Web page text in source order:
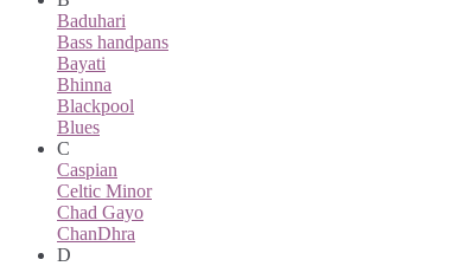
Baduhari
Bass handpans
Bayati
Bhinna
Blackpool
Blues
C
Caspian
Celtic Minor
Chad Gayo
ChanDhra
D